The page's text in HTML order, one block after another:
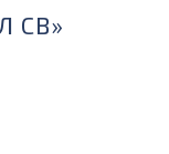
СВ»